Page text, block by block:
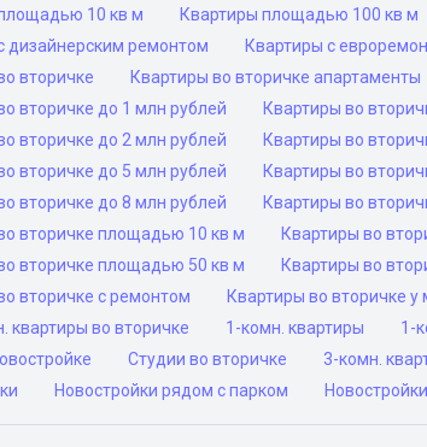
10 кв м
Квартиры площадью 100 кв м
дизайнерским ремонтом
Квартиры с
вторичке
Квартиры во вторичке апартаменты
вторичке до 1 млн рублей
Квартиры во
вторичке до 2 млн рублей
Квартиры во
вторичке до 5 млн рублей
Квартиры во
вторичке до 8 млн рублей
Квартиры во
вторичке площадью 10 кв м
Квартиры во
вторичке площадью 50 кв м
Квартиры во
вторичке с ремонтом
Квартиры во вторичке у
квартиры во вторичке
1-комн. квартиры 1-
Студии во вторичке 3-комн.
Новостройки рядом с парком